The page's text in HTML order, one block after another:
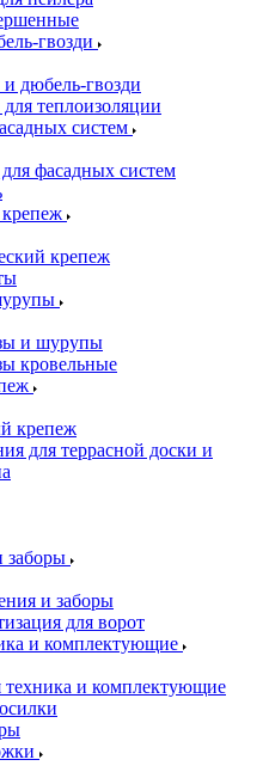
гвозди
дюбель-гвозди
теплоизоляции
систем
фасадных систем
крепеж
и шурупы
кровельные
крепеж
для террасной доски и
заборы
и заборы
для ворот
и комплектующие
техника и комплектующие